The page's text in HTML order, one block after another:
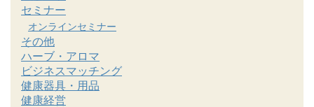
セミナー
オンラインセミナー
その他
ハーブ・アロマ
ビジネスマッチング
健康器具・用品
健康経営